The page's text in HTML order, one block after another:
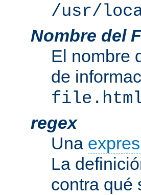
/usr/
Nombre del
El nombre
de
regex
Una
La
contra qué